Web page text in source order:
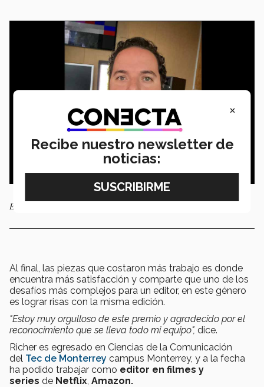
Eugenio Richer. Foto: IMDB
Al final, las piezas que costaron más trabajo es donde
encuentra más satisfacción y comparte que uno de los
desafíos más complejos para un editor, en este género
es lograr risas con la misma edición.
"Estoy muy orgulloso de este premio y agradecido por el
reconocimiento que se lleva todo mi equipo", dice.
Richer es egresado en Ciencias de la Comunicación
del Tec de Monterrey campus Monterrey, y a la fecha
ha podido trabajar como editor en filmes y
series de Netflix, Amazon.
×
Recibe nuestro newsletter de
noticias: